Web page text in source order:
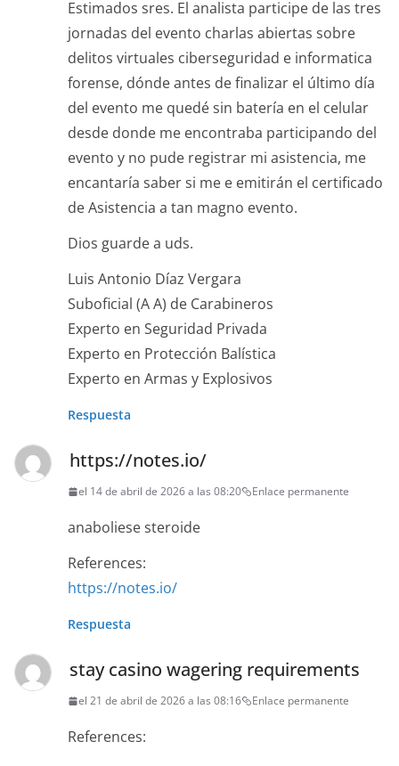
Estimados sres. El analista participe de las tres
jornadas del evento charlas abiertas sobre
delitos virtuales ciberseguridad e informatica
forense, dónde antes de finalizar el último día
del evento me quedé sin batería en el celular
desde donde me encontraba participando del
evento y no pude registrar mi asistencia, me
encantaría saber si me e emitirán el certificado
de Asistencia a tan magno evento.
Dios guarde a uds.
Luis Antonio Díaz Vergara
Suboficial (A A) de Carabineros
Experto en Seguridad Privada
Experto en Protección Balística
Experto en Armas y Explosivos
Respuesta
https://notes.io/
el 14 de abril de 2026 a las 08:20 Enlace permanente
anaboliese steroide
References:
https://notes.io/
Respuesta
stay casino wagering requirements
el 21 de abril de 2026 a las 08:16 Enlace permanente
References: